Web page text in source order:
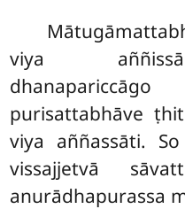
viya
purisattabhāve
viya aññassāti.
vissajjetvā
anurādhapurassa